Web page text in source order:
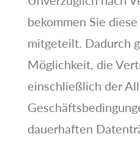
bekommen Sie
mitgeteilt. Dadurch
Möglichkeit, die
einschließlich der
dauerhaften